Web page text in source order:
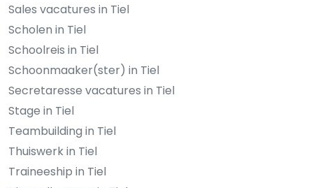
Sales vacatures in Tiel
Scholen in Tiel
Schoolreis in Tiel
Schoonmaaker(ster) in Tiel
Secretaresse vacatures in Tiel
Stage in Tiel
Teambuilding in Tiel
Thuiswerk in Tiel
Traineeship in Tiel